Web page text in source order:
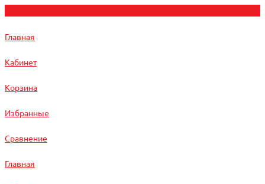
Главная
Кабинет
Корзина
Избранные
Сравнение
Главная